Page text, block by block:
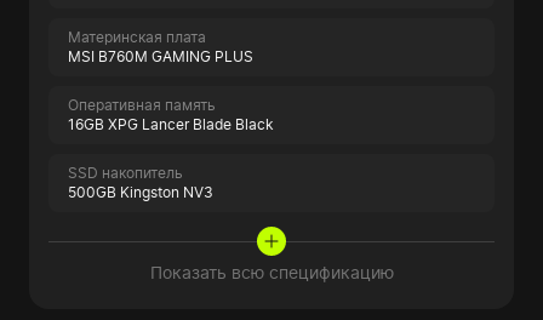
Материнская плата
MSI B760M GAMING PLUS
Оперативная память
16GB XPG Lancer Blade Black
SSD накопитель
500GB Kingston NV3
Показать всю спецификацию